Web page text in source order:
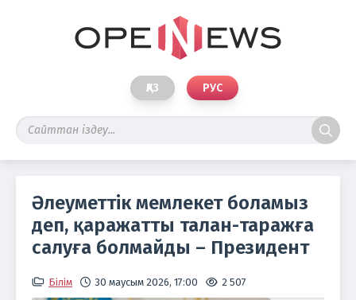
ҚАЗ РУС
Әлеуметтік мемлекет боламыз
деп, қаражатты талан-таражға
салуға болмайды – Президент
Білім 30 маусым 2026, 17:00 2 507